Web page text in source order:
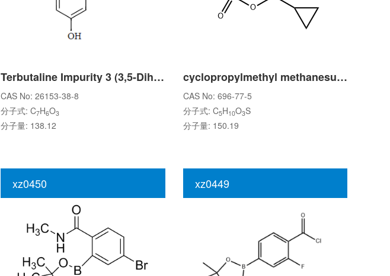
Terbutaline Impurity 3 (3,5-Dihydroxybenzaldehyde)
CAS No: 26153-38-8
分子式: C7H6O3
分子量: 138.12
cyclopropylmethyl methanesulfonate
CAS No: 696-77-5
分子式: C5H10O3S
分子量: 150.19
xz0450 xz0449